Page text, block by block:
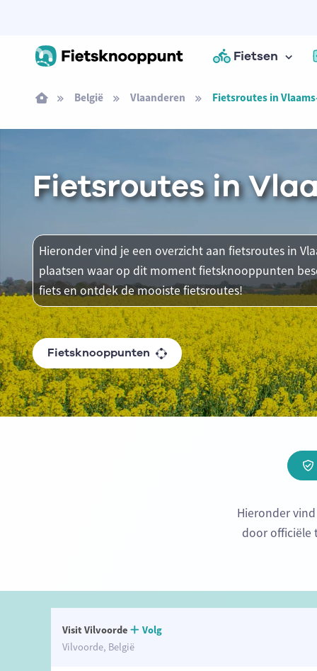
Fietsen
België Vlaanderen Fietsroutes in
Fietsroutes in
Hieronder vind je een overzicht aan fietsroutes in
plaatsen waar op dit moment fietsknooppunten
fiets en ontdek de mooiste fietsroutes!
Fietsknooppunten
Hieronder
door officiële
Visit Vilvoorde
Volg
Vilvoorde, België